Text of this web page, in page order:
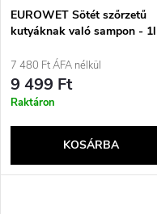
EUROWET Sötét szőrzetű
kutyáknak való sampon - 1l
7 480 Ft ÁFA nélkül
9 499 Ft
Raktáron
KOSÁRBA